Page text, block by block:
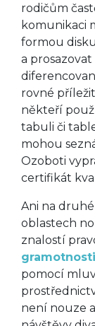
rodičům
komunikaci
formou
a
rovné
někteří
tabuli či
mohou
Ozoboti
certifikát
Ani na
oblastech
znalostí
gramotnosti
pomocí
není nouze